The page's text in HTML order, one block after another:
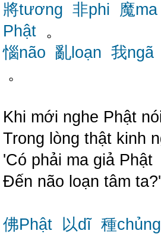
將tương 非phi 魔ma
Phật 。
惱não 亂loạn 我ngã
。
Khi mới nghe Phật
Trong lòng thật kinh
'Có phải ma giả Phật
Đến não loạn tâm ta?'
佛Phật 以dĩ 種chủng